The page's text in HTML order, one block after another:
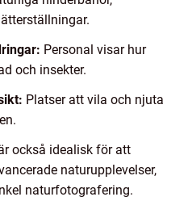
Personal visar hur
och insekter.
Platser att vila och njuta
också idealisk för att
naturupplevelser,
naturfotografering.